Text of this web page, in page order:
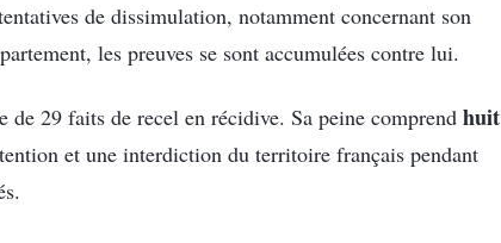
de dissimulation, notamment concernant son
les preuves se sont accumulées contre lui.
29 faits de recel en récidive. Sa peine comprend huit
et une interdiction du territoire français pendant